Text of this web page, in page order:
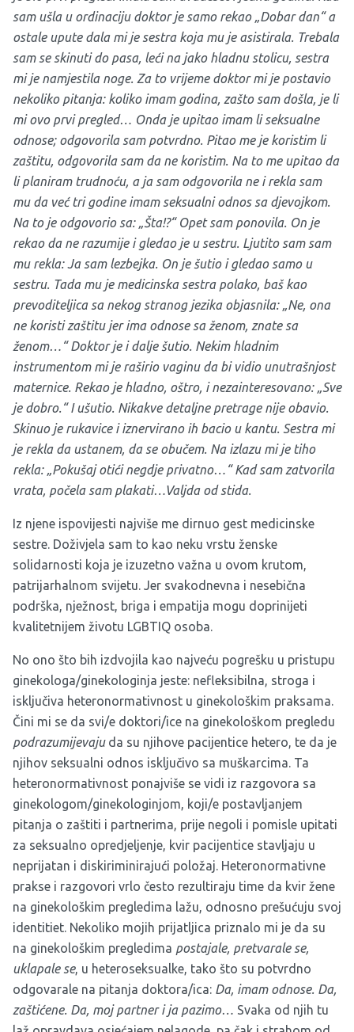
sam ušla u ordinaciju doktor je samo rekao „Dobar dan“ a
ostale upute dala mi je sestra koja mu je asistirala. Trebala
sam se skinuti do pasa, leći na jako hladnu stolicu, sestra
mi je namjestila noge. Za to vrijeme doktor mi je postavio
nekoliko pitanja: koliko imam godina, zašto sam došla, je li
mi ovo prvi pregled… Onda je upitao imam li seksualne
odnose; odgovorila sam potvrdno. Pitao me je koristim li
zaštitu, odgovorila sam da ne koristim. Na to me upitao da
li planiram trudnoću, a ja sam odgovorila ne i rekla sam
mu da već tri godine imam seksualni odnos sa djevojkom.
Na to je odgovorio sa: „Šta!?“ Opet sam ponovila. On je
rekao da ne razumije i gledao je u sestru. Ljutito sam sam
mu rekla: Ja sam lezbejka. On je šutio i gledao samo u
sestru. Tada mu je medicinska sestra polako, baš kao
prevoditeljica sa nekog stranog jezika objasnila: „Ne, ona
ne koristi zaštitu jer ima odnose sa ženom, znate sa
ženom…“ Doktor je i dalje šutio. Nekim hladnim
instrumentom mi je raširio vaginu da bi vidio unutrašnjost
maternice. Rekao je hladno, oštro, i nezainteresovano: „Sve
je dobro.“ I ušutio. Nikakve detaljne pretrage nije obavio.
Skinuo je rukavice i iznervirano ih bacio u kantu. Sestra mi
je rekla da ustanem, da se obučem. Na izlazu mi je tiho
rekla: „Pokušaj otići negdje privatno…“ Kad sam zatvorila
vrata, počela sam plakati…Valjda od stida.
Iz njene ispovijesti najviše me dirnuo gest medicinske
sestre. Doživjela sam to kao neku vrstu ženske
solidarnosti koja je izuzetno važna u ovom krutom,
patrijarhalnom svijetu. Jer svakodnevna i nesebična
podrška, nježnost, briga i empatija mogu doprinijeti
kvalitetnijem životu LGBTIQ osoba.
No ono što bih izdvojila kao najveću pogrešku u pristupu
ginekologa/ginekologinja jeste: nefleksibilna, stroga i
isključiva heteronormativnost u ginekološkim praksama.
Čini mi se da svi/e doktori/ice na ginekološkom pregledu
podrazumijevaju da su njihove pacijentice hetero, te da je
njihov seksualni odnos isključivo sa muškarcima. Ta
heteronormativnost ponajviše se vidi iz razgovora sa
ginekologom/ginekologinjom, koji/e postavljanjem
pitanja o zaštiti i partnerima, prije negoli i pomisle upitati
za seksualno opredjeljenje, kvir pacijentice stavljaju u
neprijatan i diskiriminirajući položaj. Heteronormativne
prakse i razgovori vrlo često rezultiraju time da kvir žene
na ginekološkim pregledima lažu, odnosno prešućuju svoj
identitiet. Nekoliko mojih prijatljica priznalo mi je da su
na ginekološkim pregledima postajale, pretvarale se,
uklapale se, u heteroseksualke, tako što su potvrdno
odgovarale na pitanja doktora/ica: Da, imam odnose. Da,
zaštićene. Da, moj partner i ja pazimo… Svaka od njih tu